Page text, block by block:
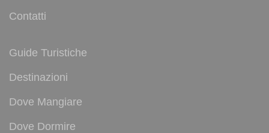
Contatti
Guide Turistiche
Destinazioni
Dove Mangiare
Dove Dormire